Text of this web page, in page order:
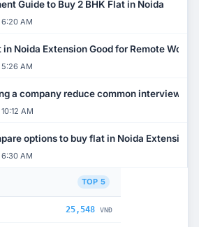
Guide to Buy 2 BHK Flat in Noida
6:20 AM
in Noida Extension Good for Remote Work?
5:26 AM
a company reduce common interview
AM
options to buy flat in Noida Extension?
6:30 AM
TOP 5
25,548 VNĐ